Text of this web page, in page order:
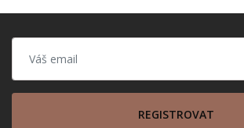
REGISTROVAT